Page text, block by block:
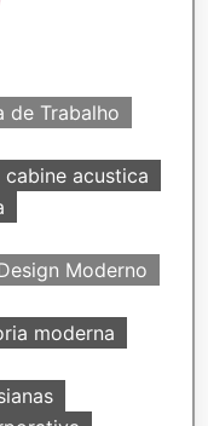
de Trabalho
cabine acustica
Moderno
moderna